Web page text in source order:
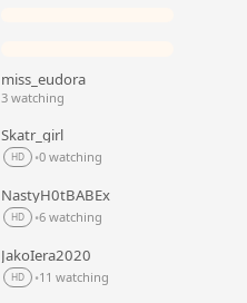
miss_eudora
3 watching
Skatr_girl
HD •0 watching
NastyH0tBABEx
HD •6 watching
JakoIera2020
HD •11 watching